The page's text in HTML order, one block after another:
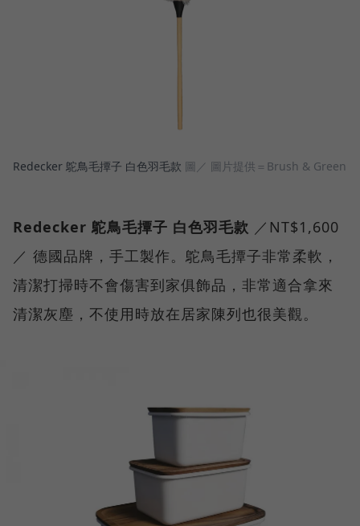
Redecker 鴕鳥毛撢子 白色羽毛款 圖／ 圖片提供＝Brush & Green
Redecker 鴕鳥毛撢子 白色羽毛款 ／NT$1,600
／ 德國品牌，手工製作。鴕鳥毛撢子非常柔軟，
清潔打掃時不會傷害到家俱飾品，非常適合拿來
清潔灰塵，不使用時放在居家陳列也很美觀。